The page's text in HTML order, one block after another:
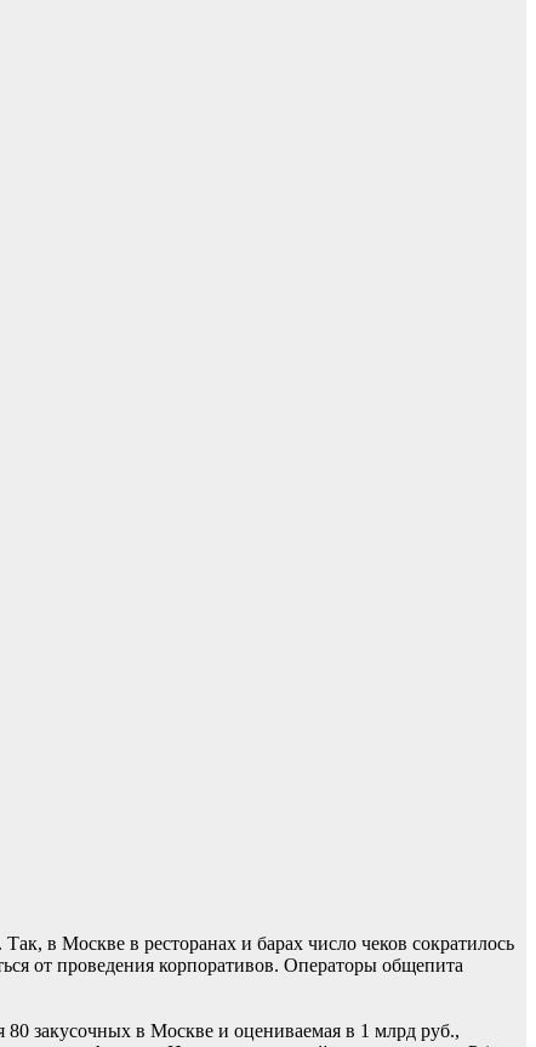
в Москве в ресторанах и барах число чеков сократилось
от проведения корпоративов. Операторы общепита
закусочных в Москве и оцениваемая в 1 млрд руб.,